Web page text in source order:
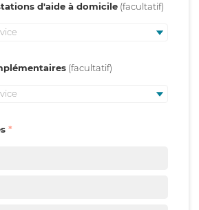
d'aide à domicile